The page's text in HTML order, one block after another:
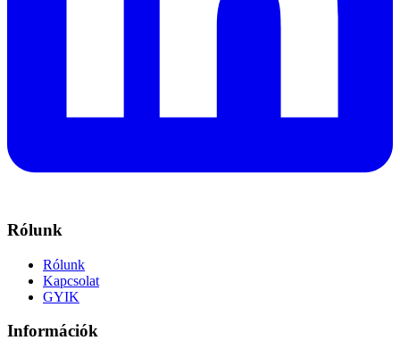
Rólunk
Rólunk
Kapcsolat
GYIK
Információk